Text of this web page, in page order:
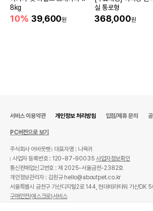
8kg
10% 39,600원
실 통로형
368,000원
서비스 이용약관 개인정보 처리방침 입점/제휴 문의
PC버전으로 보기
주식회사 어바웃펫
대표자명 : 나옥귀
사업자 등록번호 : 120-87-90035사업자정보확인
통신판매업신고번호 : 제 2025-서울금천-2382호
개인정보관리자 : 김원규 hello@aboutpet.co.kr
서울특별시 금천구 가산디지털2로 144, 현대테라타워 가산
구매안전(에스크로)서비스